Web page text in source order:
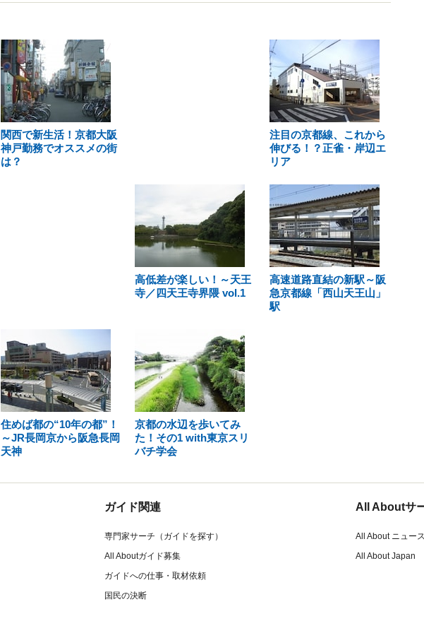
関西で新生活！京都大阪
神戸勤務でオススメの街
は？
注目の京都線、これから
伸びる！？正雀・岸辺エ
リア
高低差が楽しい！～天王
寺／四天王寺界隈 vol.1
高速道路直結の新駅～阪
急京都線「西山天王山」
駅
住めば都の“10年の都”！
～JR長岡京から阪急長岡
天神
京都の水辺を歩いてみ
た！その1 with東京スリ
バチ学会
ガイド関連
専門家サーチ（ガイドを探す）
All Aboutガイド募集
ガイドへの仕事・取材依頼
国民の決断
All Aboutサ
All About ニュー
All About Japan